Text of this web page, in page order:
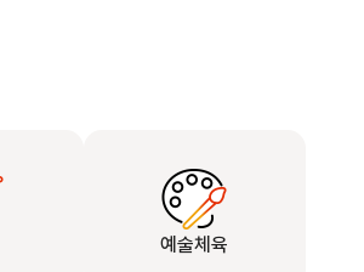
예술체육